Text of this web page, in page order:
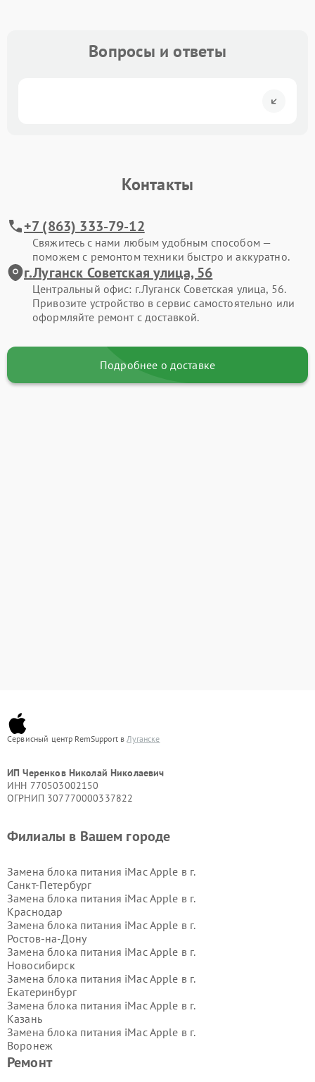
Вопросы и ответы
Контакты
+7 (863) 333-79-12
Свяжитесь с нами любым удобным способом —
поможем с ремонтом техники быстро и аккуратно.
г.Луганск Советская улица, 56
Центральный офис: г.Луганск Советская улица, 56.
Привозите устройство в сервис самостоятельно или
оформляйте ремонт с доставкой.
Подробнее о доставке
Сервисный центр RemSupport вЛуганске
ИП Черенков Николай Николаевич
ИНН 770503002150
ОГРНИП 307770000337822
Ремонт
Филиалы в Вашем городе
Замена блока питания iMac Apple в г.
Санкт-Петербург
Замена блока питания iMac Apple в г.
Краснодар
Замена блока питания iMac Apple в г.
Ростов-на-Дону
Замена блока питания iMac Apple в г.
Новосибирск
Замена блока питания iMac Apple в г.
Екатеринбург
Замена блока питания iMac Apple в г.
Казань
Замена блока питания iMac Apple в г.
Воронеж
Замена блока питания iMac Apple в г.